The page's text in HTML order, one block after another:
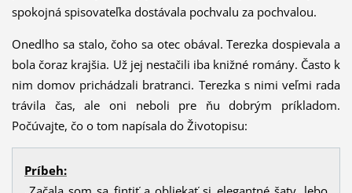
spokojná spisovateľka dostávala pochvalu za pochvalou.
Onedlho sa stalo, čoho sa otec obával. Terezka dospievala a
bola čoraz krajšia. Už jej nestačili iba knižné romány. Často k
nim domov prichádzali bratranci. Terezka s nimi veľmi rada
trávila čas, ale oni neboli pre ňu dobrým príkladom.
Počúvajte, čo o tom napísala do Životopisu:
Príbeh: